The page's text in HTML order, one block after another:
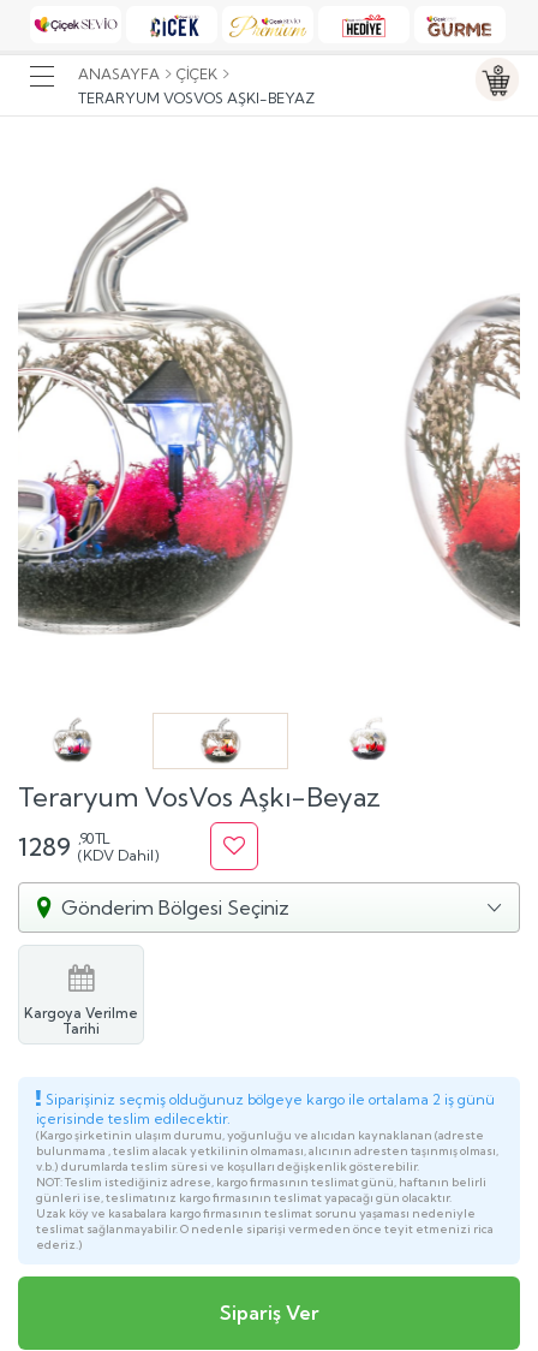
ANASAYFA
ÇIÇEK
TERARYUM VOSVOS AŞKI-BEYAZ
Teraryum VosVos Aşkı-Beyaz
1289 ,90 TL
(KDV Dahil)
Gönderim Bölgesi Seçiniz
Kargoya Verilme
Tarihi
Siparişiniz seçmiş olduğunuz bölgeye kargo ile ortalama 2 iş günü
içerisinde teslim edilecektir.
(Kargo şirketinin ulaşım durumu, yoğunluğu ve alıcıdan kaynaklanan (adreste
bulunmama , teslim alacak yetkilinin olmaması, alıcının adresten taşınmış olması,
v.b.) durumlarda teslim süresi ve koşulları değişkenlik gösterebilir.
NOT: Teslim istediğiniz adrese, kargo firmasının teslimat günü, haftanın belirli
günleri ise, teslimatınız kargo firmasının teslimat yapacağı gün olacaktır.
Uzak köy ve kasabalara kargo firmasının teslimat sorunu yaşaması nedeniyle
teslimat sağlanmayabilir. O nedenle siparişi vermeden önce teyit etmenizi rica
ederiz.)